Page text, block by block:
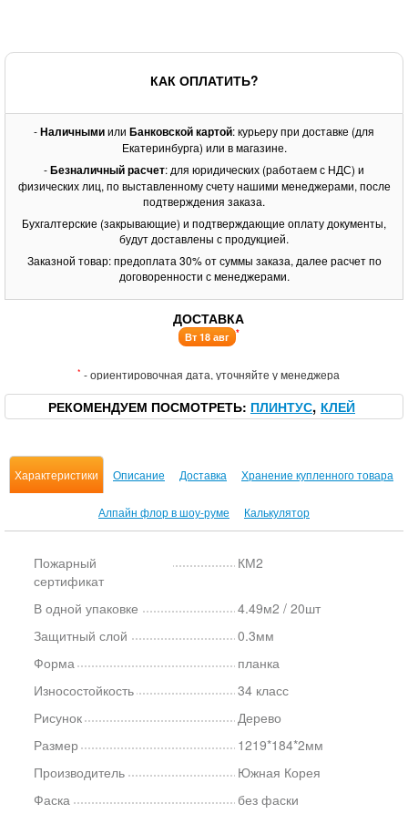
КАК ОПЛАТИТЬ?
-Наличнымиили Банковской картой: курьеру при доставке (для
Екатеринбурга) или в магазине.
-Безналичный расчет: для юридических (работаем с НДС) и
физических лиц, по выставленному счету нашими менеджерами, после
подтверждения заказа.
Бухгалтерские (закрывающие) и подтверждающие оплату документы,
будут доставлены с продукцией.
Заказной товар: предоплата 30% от суммы заказа, далее расчет по
договоренности с менеджерами.
ДОСТАВКА
Вт 18 авг *
* - ориентировочная дата, уточняйте у менеджера
РЕКОМЕНДУЕМ ПОСМОТРЕТЬ ПЛИНТУС КЛЕЙ
Характеристики Описание Доставка Хранение купленного товара
Алпайн флор в шоу-руме Калькулятор
Пожарный
сертификат
КМ2
В одной упаковке
4.49м2 / 20шт
Защитный слой
0.3мм
Форма
планка
Износостойкость
34 класс
Рисунок
Дерево
Размер
1219*184*2мм
Производитель
Южная Корея
Фаска
без фаски